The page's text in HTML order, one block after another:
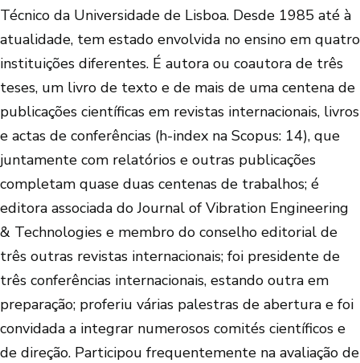
Técnico da Universidade de Lisboa. Desde 1985 até à
atualidade, tem estado envolvida no ensino em quatro
instituições diferentes. É autora ou coautora de três
teses, um livro de texto e de mais de uma centena de
publicações científicas em revistas internacionais, livros
e actas de conferências (h-index na Scopus: 14), que
juntamente com relatórios e outras publicações
completam quase duas centenas de trabalhos; é
editora associada do Journal of Vibration Engineering
& Technologies e membro do conselho editorial de
três outras revistas internacionais; foi presidente de
três conferências internacionais, estando outra em
preparação; proferiu várias palestras de abertura e foi
convidada a integrar numerosos comités científicos e
de direção. Participou frequentemente na avaliação de